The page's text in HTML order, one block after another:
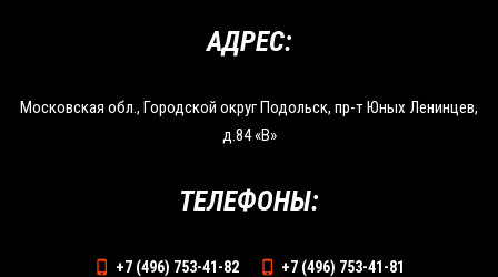
АДРЕС:
Московская обл., Городской округ Подольск, пр-т Юных Ленинцев,
д.84 «В»
ТЕЛЕФОНЫ:
+7 (496) 753-41-82 +7 (496) 753-41-81